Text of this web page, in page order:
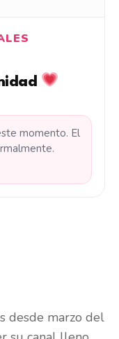
momento. El
desde marzo del